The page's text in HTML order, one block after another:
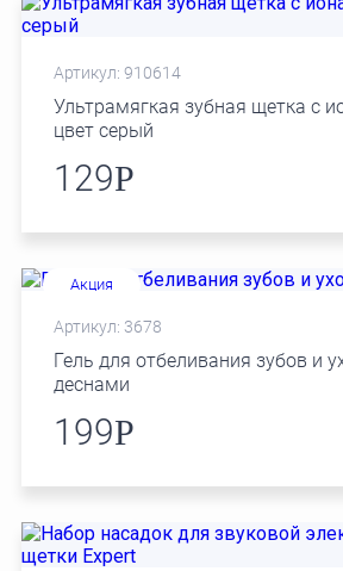
Артикул: 910614
Ультрамягкая зубная щетка с
цвет серый
129Р
Акция
Артикул: 3678
Гель для отбеливания зубов и
деснами
199Р